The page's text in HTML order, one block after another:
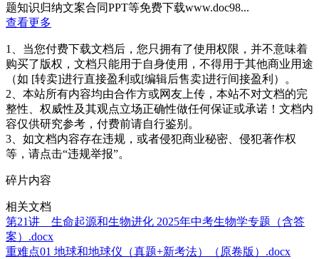
题知识归纳文案合同PPT等免费下载www.doc98...
查看更多
1、当您付费下载文档后，您只拥有了使用权限，并不意味着
购买了版权，文档只能用于自身使用，不得用于其他商业用途
（如 [转卖]进行直接盈利或[编辑后售卖]进行间接盈利）。
2、本站所有内容均由合作方或网友上传，本站不对文档的完
整性、权威性及其观点立场正确性做任何保证或承诺！文档内
容仅供研究参考，付费前请自行鉴别。
3、如文档内容存在违规，或者侵犯商业秘密、侵犯著作权
等，请点击“违规举报”。
碎片内容
相关文档
第21讲 生命起源和生物进化 2025年中考生物学专题（含答
案）.docx
重难点01 地球和地球仪（真题+新考法）（原卷版）.docx